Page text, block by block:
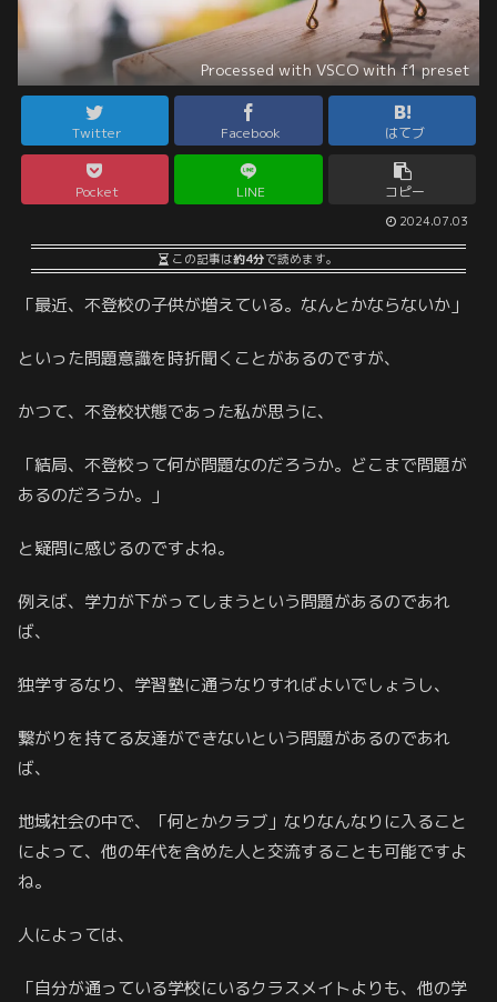
Processed with VSCO with f1 preset
Twitter Facebook はてブ
Pocket LINE コピー
2024.07.03
この記事は約4分で読めます。
「最近、不登校の子供が増えている。なんとかならないか」
といった問題意識を時折聞くことがあるのですが、
かつて、不登校状態であった私が思うに、
「結局、不登校って何が問題なのだろうか。どこまで問題が
あるのだろうか。」
と疑問に感じるのですよね。
例えば、学力が下がってしまうという問題があるのであれ
ば、
独学するなり、学習塾に通うなりすればよいでしょうし、
繋がりを持てる友達ができないという問題があるのであれ
ば、
地域社会の中で、「何とかクラブ」なりなんなりに入ること
によって、他の年代を含めた人と交流することも可能ですよ
ね。
人によっては、
「自分が通っている学校にいるクラスメイトよりも、他の学